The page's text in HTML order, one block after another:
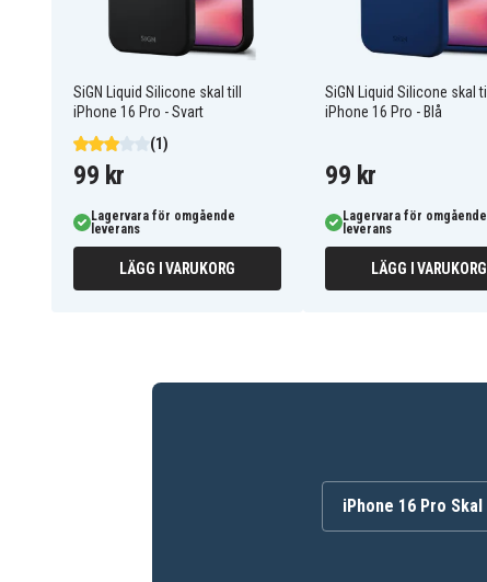
SiGN Liquid Silicone skal till
iPhone 16 Pro - Svart
(1)
99 kr
Lagervara för omgående
leverans
LÄGG I VARUKORG
SiGN Liquid Silicone skal till
iPhone 16 Pro - Blå
99 kr
Lagervara för omgående
leverans
LÄGG I VARUKORG
iPhone 16 Pro Skal